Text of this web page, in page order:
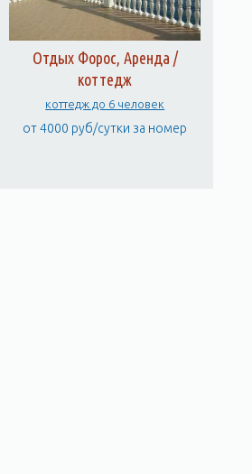
Отдых Форос, Аренда /
коттедж
коттедж до 6 человек
от 4000 руб/сутки за номер